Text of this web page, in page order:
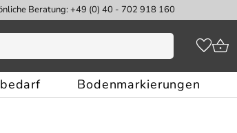
Beratung: +49 (0) 40 - 702 918 160
Bodenmarkierungen